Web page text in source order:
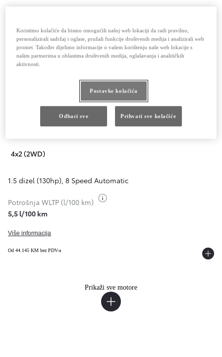
1.5 dizel (130hp), 6 stupanjski ručni mjenjač
Potrošnja WLTP (l/100 km)
Toggle fuel info
5,5 l/100 km
Od 42.239 KM bez PDV-a
4x2 (2WD)
1.5 dizel (130hp), 8 Speed Automatic
Potrošnja WLTP (l/100 km)
5,5 l/100 km
Više informacija
Od 44.145 KM bez PDV-a
Prikaži sve motore
Koristimo kolačiće da bismo omogućili našoj web lokaciji da radi pravilno,
personalizirali sadržaj i oglase, pružali funkcije društvenih medija i analizirali web
promet. Također dijelimo informacije o vašem korištenju naše web lokacije s
našim partnerima u oblastima društvenih medija, oglašavanja i analitičkih
aktivnosti.
Postavke kolačića
Odbaci sve Prihvati sve kolačiće